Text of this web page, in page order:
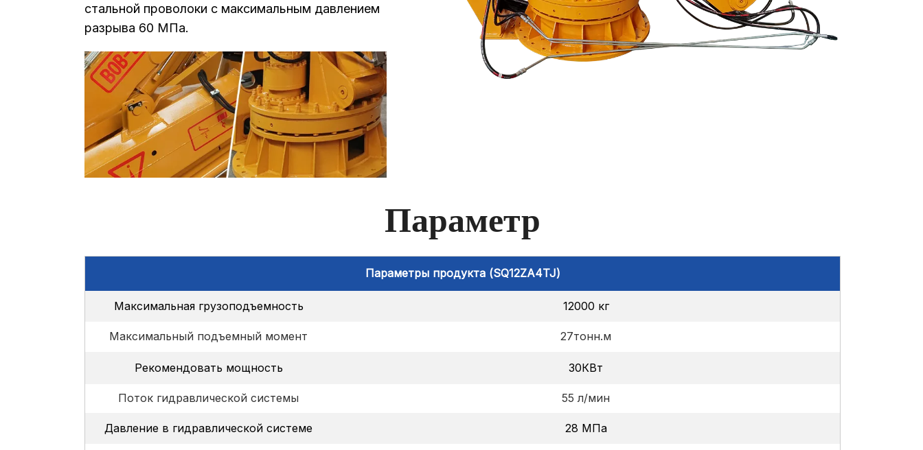
стальной проволоки с максимальным давлением
разрыва 60 МПа.
Параметр
Параметры продукта (SQ12ZA4TJ)
Максимальная грузоподъемность 12000 кг
Максимальный подъемный момент 27тонн.м
Рекомендовать мощность 30КВт
Поток гидравлической системы 55 л/мин
Давление в гидравлической системе 28 МПа